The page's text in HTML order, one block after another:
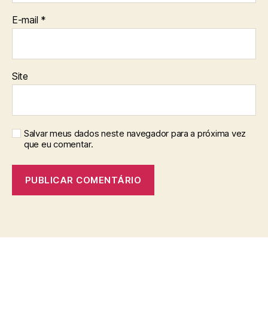
E-mail *
Site
Salvar meus dados neste navegador para a próxima vez
que eu comentar.